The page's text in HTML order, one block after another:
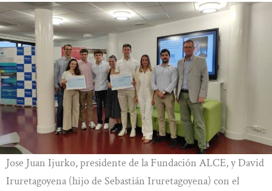
Jose Juan Ijurko, presidente de la Fundación ALCE, y David
Iruretagoyena (hijo de Sebastián Iruretagoyena) con el